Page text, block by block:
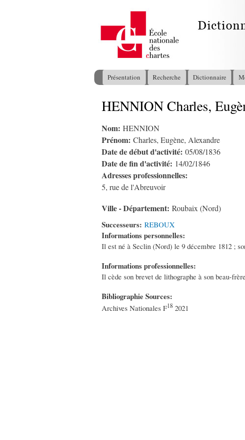
Menu principal
Présentation Recherche Dictionnaire
Vous êtes ici
HENNION Charles,
Nom: HENNION
Prénom: Charles, Eugène, Alexandre
Date de début d'activité: 05/08/1836
Date de fin d'activité: 14/02/1846
Adresses professionnelles:
5, rue de l'Abreuvoir
Ville - Département: Roubaix (Nord)
Successeurs: REBOUX
Informations personnelles:
Il est né à Seclin (Nord) le 9 décembre 1812 ;
Informations professionnelles:
Il cède son brevet de lithographe à son beau-
Bibliographie Sources:
Archives Nationales F18 2021